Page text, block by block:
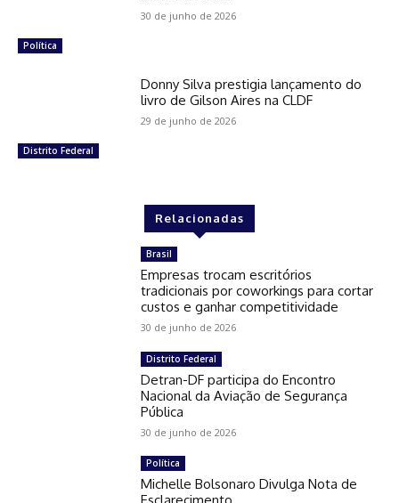
Política
30 de junho de 2026
Distrito Federal
Donny Silva prestigia lançamento do
livro de Gilson Aires na CLDF
29 de junho de 2026
Relacionadas
Brasil
Empresas trocam escritórios
tradicionais por coworkings para cortar
custos e ganhar competitividade
30 de junho de 2026
Distrito Federal
Detran-DF participa do Encontro
Nacional da Aviação de Segurança
Pública
30 de junho de 2026
Política
Michelle Bolsonaro Divulga Nota de